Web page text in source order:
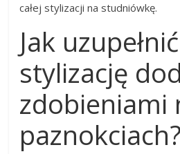
całej stylizacji na studniówkę.
Jak uzupełnić
stylizację
zdobieniami
paznokciach?